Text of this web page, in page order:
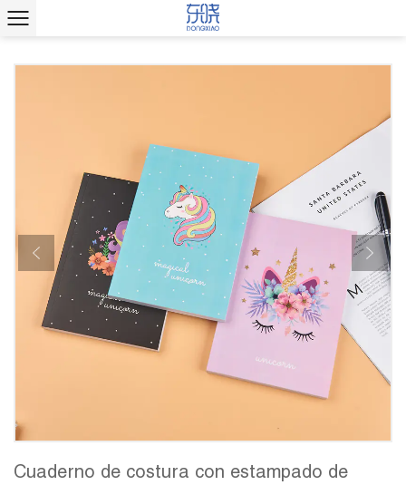
Cuaderno de costura con estampado de